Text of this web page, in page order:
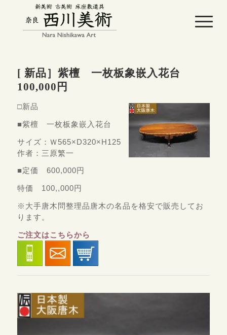
[ 新品］紫檀 一枚板象嵌入花台
100,000円
□新品
■紫檀 一枚板象嵌入花台
サイズ：Ｗ565×D320×H125
作者：三原繁一
■定価 600,000円
特価 100,,000円
※大手唐木問整理品唐木の名品を格安で販売してお
ります。
ご注文はこちらから